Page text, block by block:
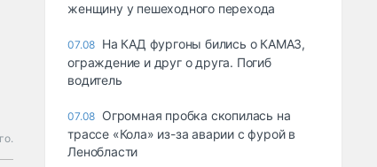
женщину у пешеходного перехода
07.08 На КАД фургоны бились о КАМАЗ,
ограждение и друг о друга. Погиб
водитель
07.08 Огромная пробка скопилась на
трассе «Кола» из-за аварии с фурой в
Ленобласти